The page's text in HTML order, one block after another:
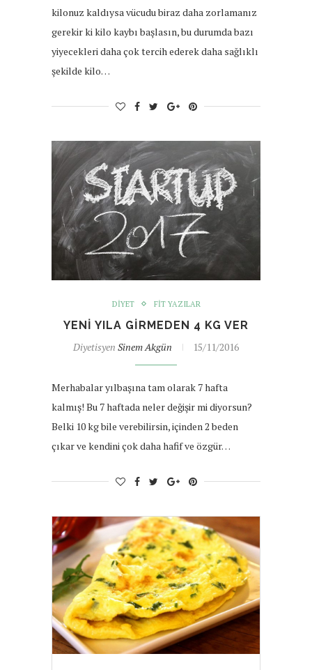
kilonuz kaldıysa vücudu biraz daha zorlamanız
gerekir ki kilo kaybı başlasın, bu durumda bazı
yiyecekleri daha çok tercih ederek daha sağlıklı
şekilde kilo…
DIYET FIT YAZILAR
YENI YILA GIRMEDEN 4 KG VER
Diyetisyen Sinem Akgün 15/11/2016
Merhabalar yılbaşına tam olarak 7 hafta
kalmış! Bu 7 haftada neler değişir mi diyorsun?
Belki 10 kg bile verebilirsin, içinden 2 beden
çıkar ve kendini çok daha hafif ve özgür…